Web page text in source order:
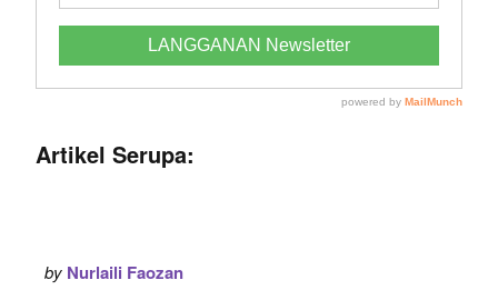
Artikel Serupa:
by Nurlaili Faozan